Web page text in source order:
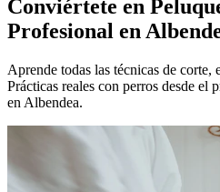
Conviértete en
Profesional en
Aprende todas las técnicas de corte,
Prácticas reales con perros desde el
en Albendea.